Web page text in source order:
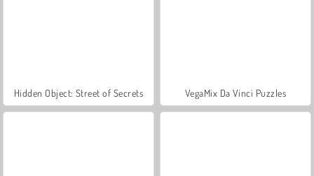
Hidden Object: Street of Secrets VegaMix Da Vinci Puzzles